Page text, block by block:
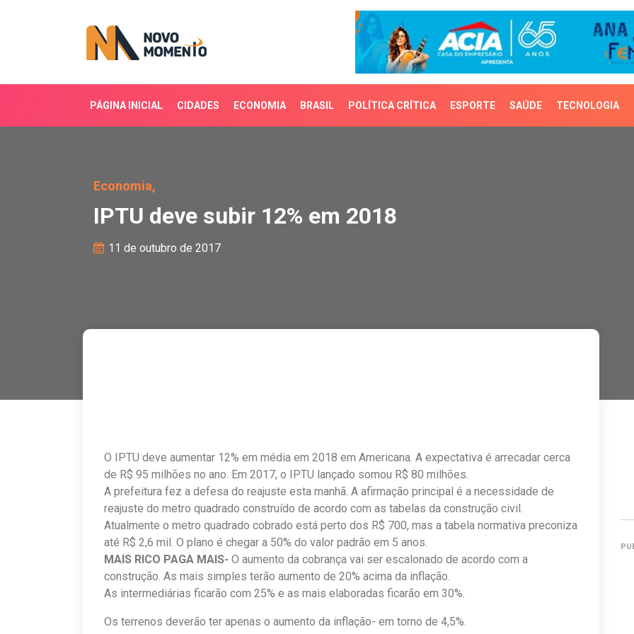
PÁGINA INICIAL CIDADES ECONOMIA BRASIL POLÍTICA CRÍTICA ESPORTE SAÚDE TECNOLOGIA
Economia,
IPTU deve subir 12% em 2018
11 de outubro de 2017
O IPTU deve aumentar 12% em média em 2018 em Americana. A expectativa é arrecadar cerca
de R$ 95 milhões no ano. Em 2017, o IPTU lançado somou R$ 80 milhões.
A prefeitura fez a defesa do reajuste esta manhã. A afirmação principal é a necessidade de
reajuste do metro quadrado construído de acordo com as tabelas da construção civil.
Atualmente o metro quadrado cobrado está perto dos R$ 700, mas a tabela normativa preconiza
até R$ 2,6 mil. O plano é chegar a 50% do valor padrão em 5 anos.
MAIS RICO PAGA MAIS- O aumento da cobrança vai ser escalonado de acordo com a
construção. As mais simples terão aumento de 20% acima da inflação.
As intermediárias ficarão com 25% e as mais elaboradas ficarão em 30%.
Os terrenos deverão ter apenas o aumento da inflação- em torno de 4,5%.